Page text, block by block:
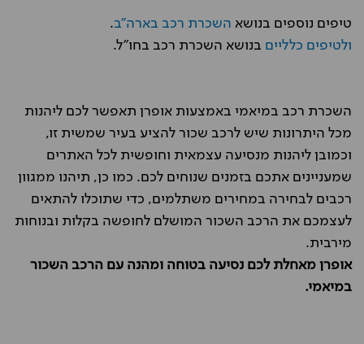
טיפים נוספים בנושא השכרת רכב בארה"ב.
ולטיפים כלליים בנושא השכרת רכב בחו"ל.
השכרת רכב במיאמי באמצעות אופרן תאפשר לכם ליהנות
מכל היתרונות שיש לרכב שכור להציע בעיר שמשית זו,
וכמובן ליהנות מנסיעה עצמאית וחופשית לכל האתרים
שמעניינים אתכם בזמנים שנוחים לכם. כמו כן, תיהנו ממגוון
רכבים לבחירה במחירים משתלמים, כדי שתוכלו להתאים
לעצמכם את הרכב השכור המושלם לחופשה בקלות ובנוחות
מירבית.
אופרן מאחלת לכם נסיעה בטוחה ומהנה עם הרכב השכור
במיאמי.